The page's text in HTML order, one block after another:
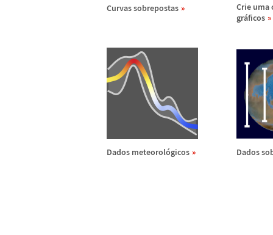
Curvas sobrepostas
Crie uma
gráficos
Dados meteorológicos Dados